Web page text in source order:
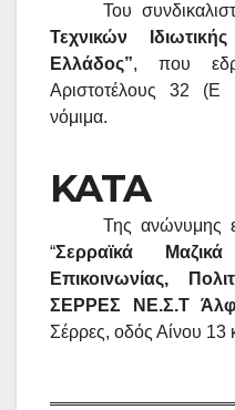
Του
Τεχνικών
Ελλάδος”, που
Αριστοτέλους 32 (Ε
νόμιμα.
KATA
Της ανώνυμης
“Σερραϊκά
Επικοινωνίας,
ΣΕΡΡΕΣ ΝΕ.Σ.Τ
Σέρρες, οδός Αίνου 13